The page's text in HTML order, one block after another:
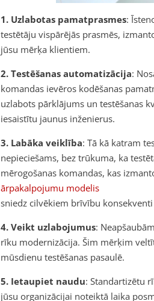
1. Uzlabotas pamatprasmes:
testētāju vispārējās prasmēs,
jūsu mērķa klientiem.
2. Testēšanas automatizācija:
komandas ievēros kodēšanas
uzlabots pārklājums un testēšanas
iesaistītu jaunus inženierus.
3. Labāka veiklība: Tā kā katram
nepieciešams, bez trūkuma, ka
mērogošanas komandas, kas
ārpakalpojumu modelis
sniedz cilvēkiem brīvību
4. Veikt uzlabojumus:
rīku modernizācija. Šim mērķim
mūsdienu testēšanas pasaulē.
5. Ietaupiet naudu: Standartizētu
jūsu organizācijai noteiktā laika